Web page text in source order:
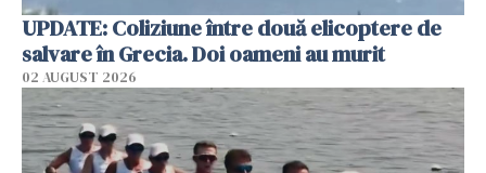
UPDATE: Coliziune între două elicoptere de
salvare în Grecia. Doi oameni au murit
02 AUGUST 2026